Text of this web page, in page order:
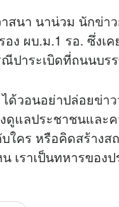
สนา นาน่วม นักข่าว
ง ผบ.ม.1 รอ. ซึ่งเ
ปาระเบิดที่ถนนบร
ด้วอนอย่าปล่อยข่าว
ดูแลประชาชนและ
ใคร หรือคิดสร้าง
เราเป็นทหารของ